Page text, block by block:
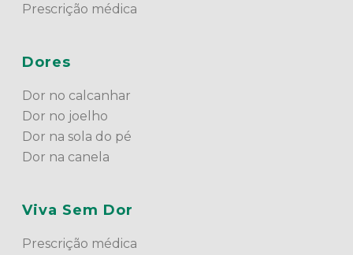
Prescrição médica
Dores
Dor no calcanhar
Dor no joelho
Dor na sola do pé
Dor na canela
Viva Sem Dor
Prescrição médica